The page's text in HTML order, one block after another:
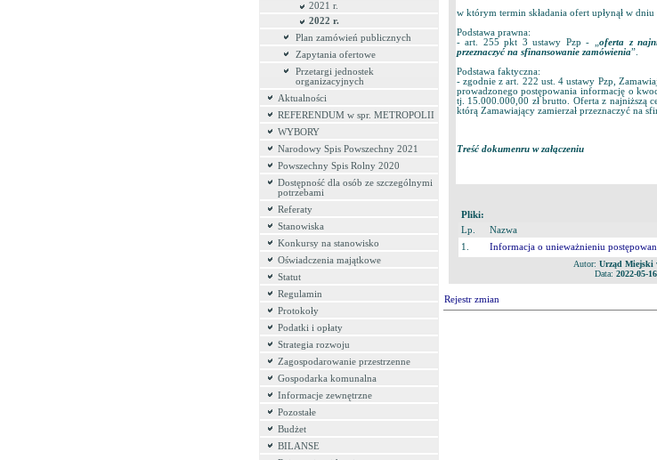
2021 r.
2022 r.
Plan zamówień publicznych
Zapytania ofertowe
Przetargi jednostek
organizacyjnych
Aktualności
REFERENDUM w spr. METROPOLII
WYBORY
Narodowy Spis Powszechny 2021
Powszechny Spis Rolny 2020
Dostępność dla osób ze szczególnymi
potrzebami
Referaty
Stanowiska
Konkursy na stanowisko
Oświadczenia majątkowe
Statut
Regulamin
Protokoły
Podatki i opłaty
Strategia rozwoju
Zagospodarowanie przestrzenne
Gospodarka komunalna
Informacje zewnętrzne
Pozostałe
Budżet
BILANSE
w którym termin składania ofert upłynął w dniu
Podstawa prawna:
- art. 255 pkt 3 ustawy Pzp - „ oferta z
przeznaczyć na sfinansowanie zamówienia”.
Podstawa faktyczna:
- zgodnie z art. 222 ust. 4 ustawy Pzp,
prowadzonego postępowania informację o
tj. 15.000.000,00 zł brutto. Oferta z najniższą
którą Zamawiający zamierzał przeznaczyć na
Treść dokumenru w załączeniu
Pliki:
Lp. Nazwa
1.
Informacja o unieważnieniu
Autor: Urząd Miejski
Data: 2022-05-
Rejestr zmian